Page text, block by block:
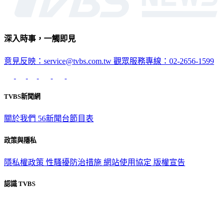
深入時事，一觸即見
意見反映：service@tvbs.com.tw 觀眾服務專線：02-2656-1599
TVBS新聞網
關於我們 56新聞台節目表
政策與隱私
隱私權政策 性騷擾防治措施 網站使用協定 版權宣告
認識 TVBS